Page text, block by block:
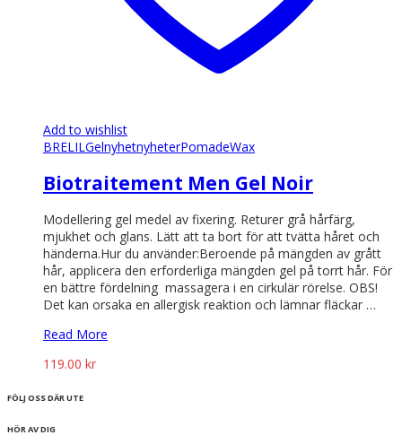
Add to wishlist
BRELILGelnyhetnyheterPomadeWax
Biotraitement Men Gel Noir
Modellering gel medel av fixering. Returer grå hårfärg,
mjukhet och glans. Lätt att ta bort för att tvätta håret och
händerna.Hur du använder:Beroende på mängden av grått
hår, applicera den erforderliga mängden gel på torrt hår. För
en bättre fördelning massagera i en cirkulär rörelse. OBS!
Det kan orsaka en allergisk reaktion och lämnar fläckar …
Read More
119.00 kr
FÖLJ OSS DÄR UTE
HÖR AV DIG